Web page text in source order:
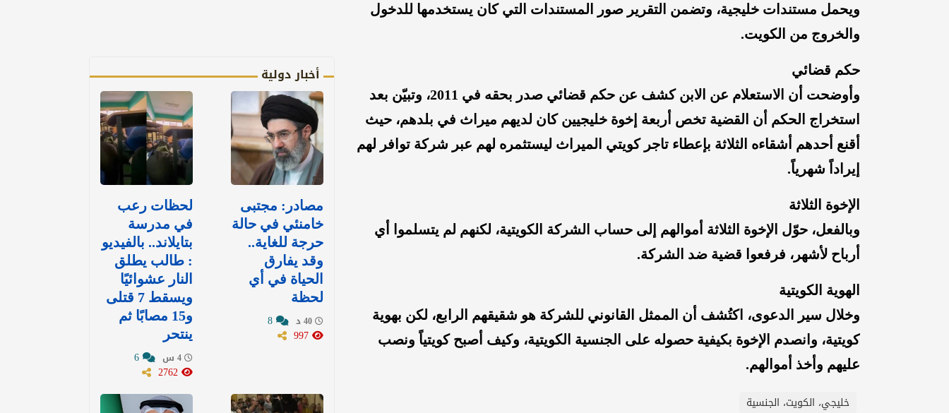
ويحمل مستندات خليجية، وتضمن التقرير صور المستندات التي كان يستخدمها للدخول
والخروج من الكويت.
حكم قضائي
وأوضحت أن الاستعلام عن الابن كشف عن حكم قضائي صدر بحقه في 2011، وتبيّن بعد
استخراج الحكم أن القضية تخص أربعة إخوة خليجيين كان لديهم ميراث في بلدهم، حيث
أقنع أحدهم أشقاءه الثلاثة بإعطاء تاجر كويتي الميراث ليستثمره لهم عبر شركة توافر لهم
إيراداً شهرياً.
الإخوة الثلاثة
وبالفعل، حوّل الإخوة الثلاثة أموالهم إلى حساب الشركة الكويتية، لكنهم لم يتسلموا أي
أرباح لأشهر، فرفعوا قضية ضد الشركة.
الهوية الكويتية
وخلال سير الدعوى، اكتُشف أن الممثل القانوني للشركة هو شقيقهم الرابع، لكن بهوية
كويتية، وانصدم الإخوة بكيفية حصوله على الجنسية الكويتية، وكيف أصبح كويتياً ونصب
عليهم وأخذ أموالهم.
خليجي، الكويت، الجنسية
أخبار دولية
مصادر: مجتبى
خامنئي في حالة
حرجة للغاية..
وقد يفارق
الحياة في أي
لحظة
لحظات رعب
في مدرسة
بتايلاند.. بالفيديو
: طالب يطلق
النار عشوائيًا
ويسقط 7 قتلى
و15 مصابًا ثم
ينتحر